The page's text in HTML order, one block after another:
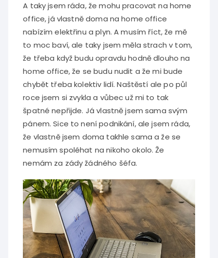
A taky jsem ráda, že mohu pracovat na home
office, já vlastně doma na home office
nabízím elektřinu a plyn. A musím říct, že mě
to moc baví, ale taky jsem měla strach v tom,
že třeba když budu opravdu hodně dlouho na
home office, že se budu nudit a že mi bude
chybět třeba kolektiv lidí. Naštěstí ale po půl
roce jsem si zvykla a vůbec už mi to tak
špatné nepřijde. Já vlastně jsem sama svým
pánem. Sice to není podnikání, ale jsem ráda,
že vlastně jsem doma takhle sama a že se
nemusím spoléhat na nikoho okolo. Že
nemám za zády žádného šéfa.